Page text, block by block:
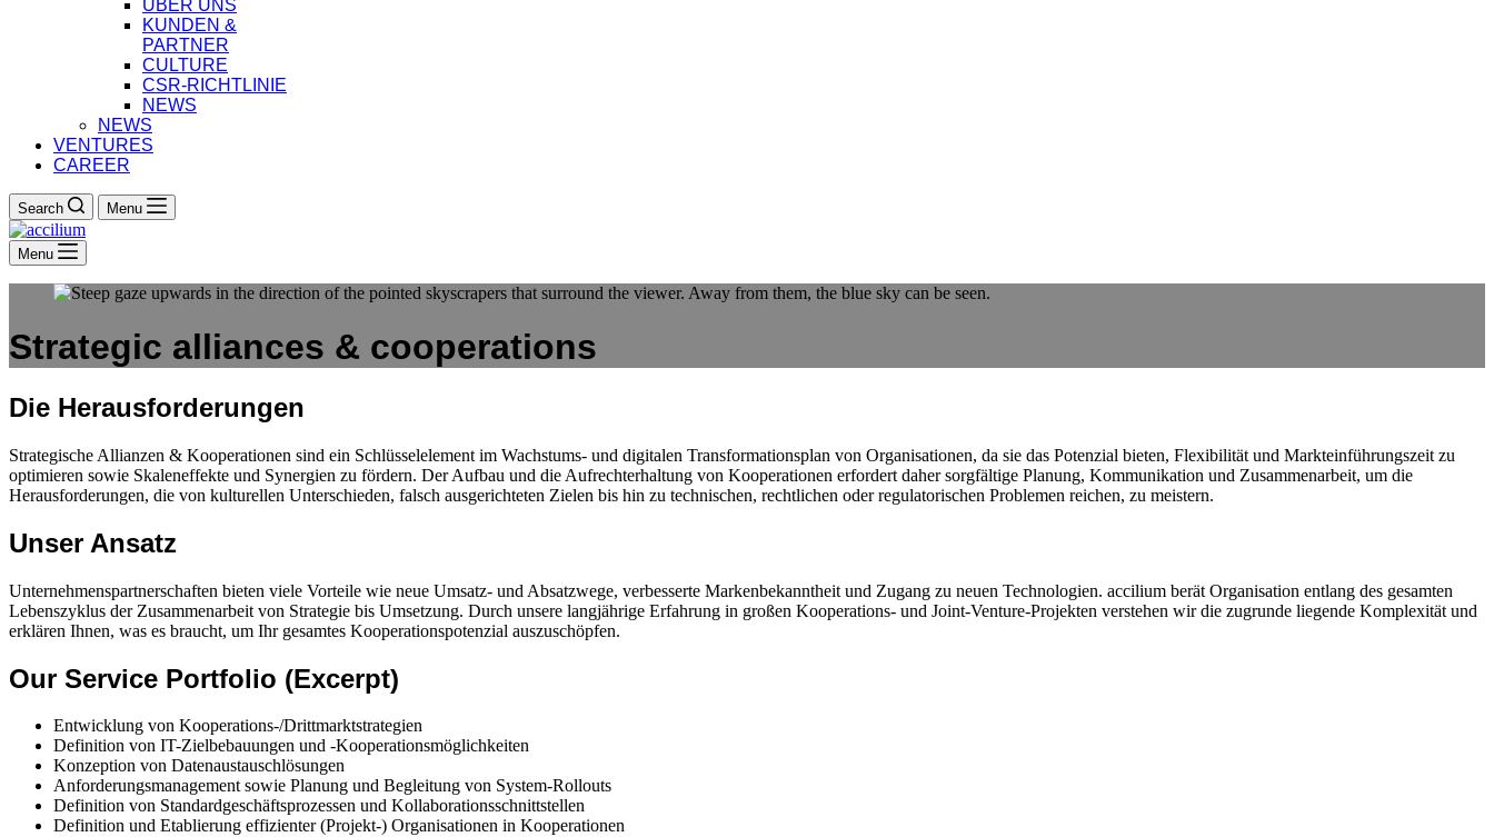
ÜBER UNS
KUNDEN &
PARTNER
CULTURE
CSR-RICHTLINIE
NEWS
NEWS
VENTURES
CAREER
Search Menu
Menu
Strategic alliances & cooperations
Die Herausforderungen
Strategische Allianzen & Kooperationen sind ein Schlüsselelement im Wachstums- und digitalen Transformationsplan von Organisationen, da sie das Potenzial bieten, Flexibilität und Markteinführungszeit zu
optimieren sowie Skaleneffekte und Synergien zu fördern. Der Aufbau und die Aufrechterhaltung von Kooperationen erfordert daher sorgfältige Planung, Kommunikation und Zusammenarbeit, um die
Herausforderungen, die von kulturellen Unterschieden, falsch ausgerichteten Zielen bis hin zu technischen, rechtlichen oder regulatorischen Problemen reichen, zu meistern.
Unser Ansatz
Unternehmenspartnerschaften bieten viele Vorteile wie neue Umsatz- und Absatzwege, verbesserte Markenbekanntheit und Zugang zu neuen Technologien. accilium berät Organisation entlang des gesamten
Lebenszyklus der Zusammenarbeit von Strategie bis Umsetzung. Durch unsere langjährige Erfahrung in großen Kooperations- und Joint-Venture-Projekten verstehen wir die zugrunde liegende Komplexität und
erklären Ihnen, was es braucht, um Ihr gesamtes Kooperationspotenzial auszuschöpfen.
Our Service Portfolio (Excerpt)
Entwicklung von Kooperations-/Drittmarktstrategien
Definition von IT-Zielbebauungen und -Kooperationsmöglichkeiten
Konzeption von Datenaustauschlösungen
Anforderungsmanagement sowie Planung und Begleitung von System-Rollouts
Definition von Standardgeschäftsprozessen und Kollaborationsschnittstellen
Definition und Etablierung effizienter (Projekt-) Organisationen in Kooperationen